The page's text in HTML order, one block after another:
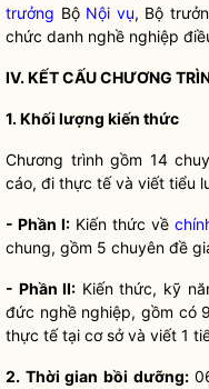
trưởng Bộ Nội vụ, Bộ
chức danh nghề nghiệp
IV. KẾT CẤU CHƯƠNG
1. Khối lượng kiến thức
Chương trình gồm 14
cáo, đi thực tế và viết tiểu
- Phần I:Kiến thức về
chung, gồm 5 chuyên đề
- Phần II: Kiến thức, kỹ
đức nghề nghiệp, gồm có
thực tế tại cơ sở và viết 1
2. Thời gian bồi dưỡng: